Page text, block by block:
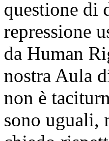
questione di
repressione
da Human
nostra Aula
non è
sono uguali,